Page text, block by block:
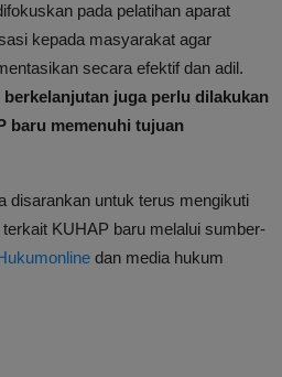
pada pelatihan aparat
kepada masyarakat agar
secara efektif dan adil.
berkelanjutan juga perlu dilakukan
baru memenuhi tujuan
disarankan untuk terus mengikuti
KUHAP baru melalui sumber-
dan media hukum